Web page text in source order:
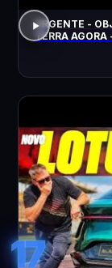
URGENTE -
TERRA
17